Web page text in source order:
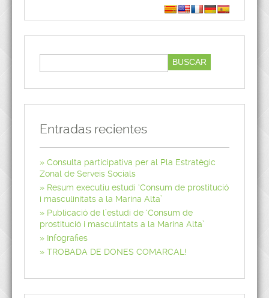
Entradas recientes
Consulta participativa per al Pla Estratègic
Zonal de Serveis Socials
Resum executiu estudi ‘Consum de prostitució
i masculinitats a la Marina Alta’
Publicació de l’estudi de ‘Consum de
prostitució i masculintats a la Marina Alta’
Infografies
TROBADA DE DONES COMARCAL!